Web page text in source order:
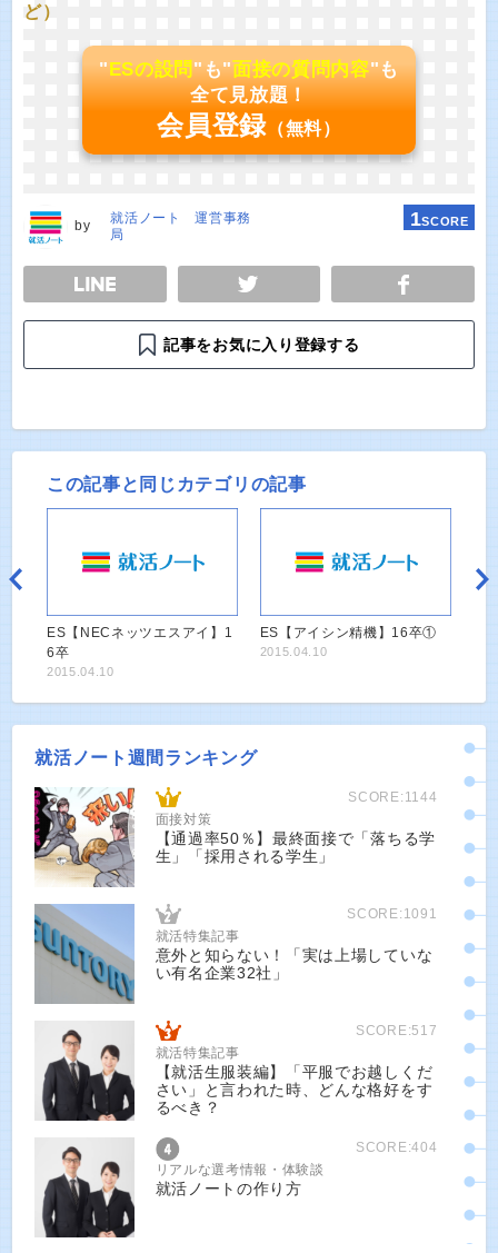
ど）
"ESの設問"も"面接の質問内容"も
全て見放題！
会員登録 （無料）
by
就活ノート 運営事務
局
1SCORE
TWEET
記事をお気に入り登録する
この記事と同じカテゴリの記事
ES【NECネッツエスアイ】1
6卒
2015.04.10
ES【アイシン精機】16卒①
2015.04.10
就活ノート週間ランキング
SCORE:1144
面接対策
【通過率50％】最終面接で「落ちる学
生」「採用される学生」
SCORE:1091
就活特集記事
意外と知らない！「実は上場していな
い有名企業32社」
SCORE:517
就活特集記事
【就活生服装編】「平服でお越しくだ
さい」と言われた時、どんな格好をす
るべき？
SCORE:404
リアルな選考情報・体験談
就活ノートの作り方